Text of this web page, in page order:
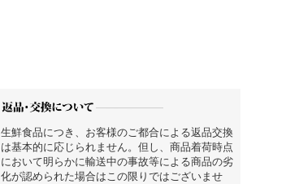
生鮮食品につき、お客様のご都合による返品交換
は基本的に応じられません。但し、商品着荷時点
において明らかに輸送中の事故等による商品の劣
化が認められた場合はこの限りではございませ